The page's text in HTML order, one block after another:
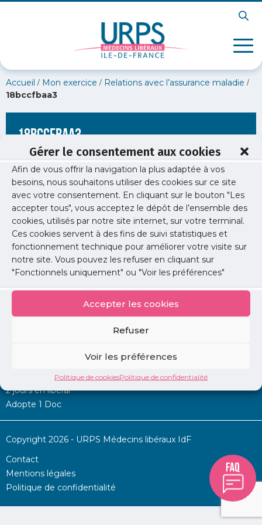
Gérer le consentement aux cookies
Afin de vous offrir la navigation la plus adaptée à vos
besoins, nous souhaitons utiliser des cookies sur ce site
avec votre consentement. En cliquant sur le bouton "Les
accepter tous", vous acceptez le dépôt de l’ensemble des
cookies, utilisés par notre site internet, sur votre terminal.
Ces cookies servent à des fins de suivi statistiques et
fonctionnement technique pour améliorer votre visite sur
notre site. Vous pouvez les refuser en cliquant sur
"Fonctionnels uniquement" ou "Voir les préférences"
Accepter les cookies
Refuser
Voir les préférences
Politique de cookiesPolitique de confidentialité
Accueil / Mon exercice / Relations avec l’assurance maladie /
18bccfbaa3
18bccfbaa3
Permanence d’aide à l’installation
2 jours en libéral
Adopte 1 Doc
Copyright 2026 - URPS Médecins libéraux IdF
Contact
Mentions légales
Politique de confidentialité